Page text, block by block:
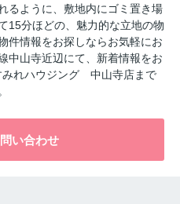
るように、敷地内にゴミ置き場
15分ほどの、魅力的な立地の物
件情報をお探しならお気軽にお
中山寺近辺にて、新着情報をお
れハウジング 中山寺店まで
い合わせ